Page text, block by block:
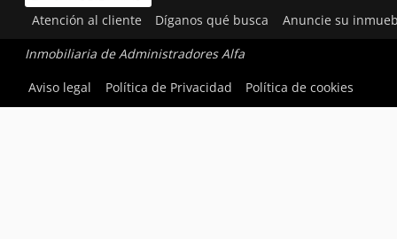
Atención al cliente Díganos qué busca Anuncie su
Inmobiliaria de Administradores Alfa
Aviso legal
Política de Privacidad Política de cookies